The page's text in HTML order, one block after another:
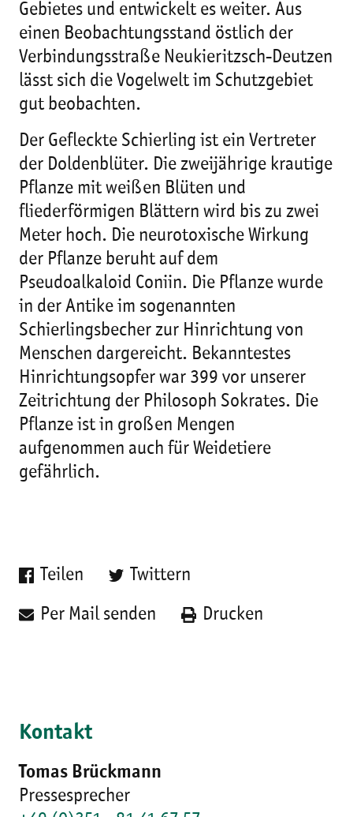
Gebietes und entwickelt es weiter. Aus
einen Beobachtungsstand östlich der
Verbindungsstraße Neukieritzsch-Deutzen
lässt sich die Vogelwelt im Schutzgebiet
gut beobachten.
Der Gefleckte Schierling ist ein Vertreter
der Doldenblüter. Die zweijährige krautige
Pflanze mit weißen Blüten und
fliederförmigen Blättern wird bis zu zwei
Meter hoch. Die neurotoxische Wirkung
der Pflanze beruht auf dem
Pseudoalkaloid Coniin. Die Pflanze wurde
in der Antike im sogenannten
Schierlingsbecher zur Hinrichtung von
Menschen dargereicht. Bekanntestes
Hinrichtungsopfer war 399 vor unserer
Zeitrichtung der Philosoph Sokrates. Die
Pflanze ist in großen Mengen
aufgenommen auch für Weidetiere
gefährlich.
Teilen Twittern
Per Mail senden Drucken
Kontakt
Tomas Brückmann
Pressesprecher